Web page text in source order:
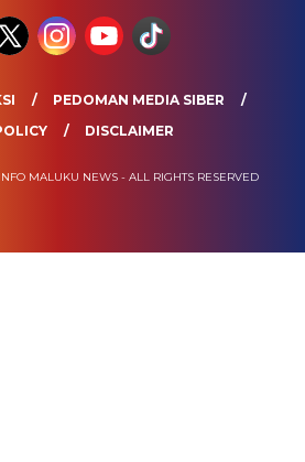
PEDOMAN MEDIA SIBER
DISCLAIMER
MALUKU NEWS - ALL RIGHTS RESERVED